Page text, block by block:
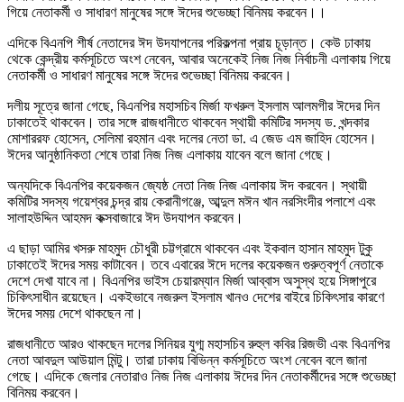
গিয়ে নেতাকর্মী ও সাধারণ মানুষের সঙ্গে ঈদের শুভেচ্ছা বিনিময় করবেন।।
এদিকে বিএনপি শীর্ষ নেতাদের ঈদ উদযাপনের পরিকল্পনা প্রায় চূড়ান্ত। কেউ ঢাকায়
থেকে কেন্দ্রীয় কর্মসূচিতে অংশ নেবেন, আবার অনেকেই নিজ নিজ নির্বাচনী এলাকায় গিয়ে
নেতাকর্মী ও সাধারণ মানুষের সঙ্গে ঈদের শুভেচ্ছা বিনিময় করবেন।
দলীয় সূত্রে জানা গেছে, বিএনপির মহাসচিব মির্জা ফখরুল ইসলাম আলমগীর ঈদের দিন
ঢাকাতেই থাকবেন। তার সঙ্গে রাজধানীতে থাকবেন স্থায়ী কমিটির সদস্য ড. খন্দকার
মোশাররফ হোসেন, সেলিমা রহমান এবং দলের নেতা ডা. এ জেড এম জাহিদ হোসেন।
ঈদের আনুষ্ঠানিকতা শেষে তারা নিজ নিজ এলাকায় যাবেন বলে জানা গেছে।
অন্যদিকে বিএনপির কয়েকজন জ্যেষ্ঠ নেতা নিজ নিজ এলাকায় ঈদ করবেন। স্থায়ী
কমিটির সদস্য গয়েশ্বর চন্দ্র রায় কেরানীগঞ্জে, আব্দুল মঈন খান নরসিংদীর পলাশে এবং
সালাহউদ্দিন আহমদ কক্সবাজারে ঈদ উদযাপন করবেন।
এ ছাড়া আমির খসরু মাহমুদ চৌধুরী চট্টগ্রামে থাকবেন এবং ইকবাল হাসান মাহমুদ টুকু
ঢাকাতেই ঈদের সময় কাটাবেন। তবে এবারের ঈদে দলের কয়েকজন গুরুত্বপূর্ণ নেতাকে
দেশে দেখা যাবে না। বিএনপির ভাইস চেয়ারম্যান মির্জা আব্বাস অসুস্থ হয়ে সিঙ্গাপুরে
চিকিৎসাধীন রয়েছেন। একইভাবে নজরুল ইসলাম খানও দেশের বাইরে চিকিৎসার কারণে
ঈদের সময় দেশে থাকছেন না।
রাজধানীতে আরও থাকছেন দলের সিনিয়র যুগ্ম মহাসচিব রুহুল কবির রিজভী এবং বিএনপির
নেতা আবদুল আউয়াল মিন্টু। তারা ঢাকায় বিভিন্ন কর্মসূচিতে অংশ নেবেন বলে জানা
গেছে। এদিকে জেলার নেতারাও নিজ নিজ এলাকায় ঈদের দিন নেতাকর্মীদের সঙ্গে শুভেচ্ছা
বিনিময় করবেন।